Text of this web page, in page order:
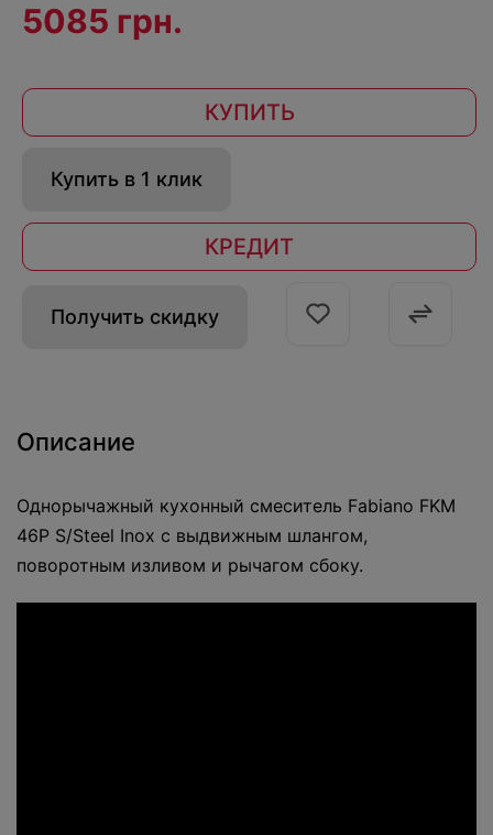
5085 грн.
КУПИТЬ
Купить в 1 клик
КРЕДИТ
Получить скидку
Описание
Однорычажный кухонный смеситель Fabiano FKM
46P S/Steel Inox с выдвижным шлангом,
поворотным изливом и рычагом сбоку.